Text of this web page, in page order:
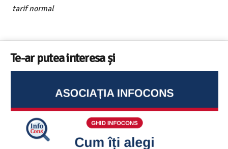
tarif normal
Te-ar putea interesa și